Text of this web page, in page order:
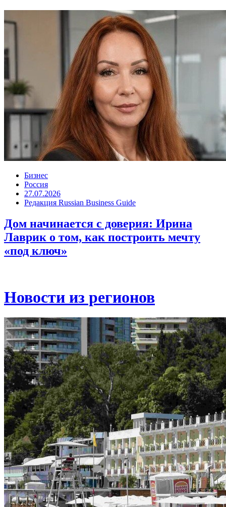
Бизнес
Россия
27.07.2026
Редакция Russian Business Guide
Дом начинается с доверия: Ирина
Лаврик о том, как построить мечту
«под ключ»
Новости из регионов